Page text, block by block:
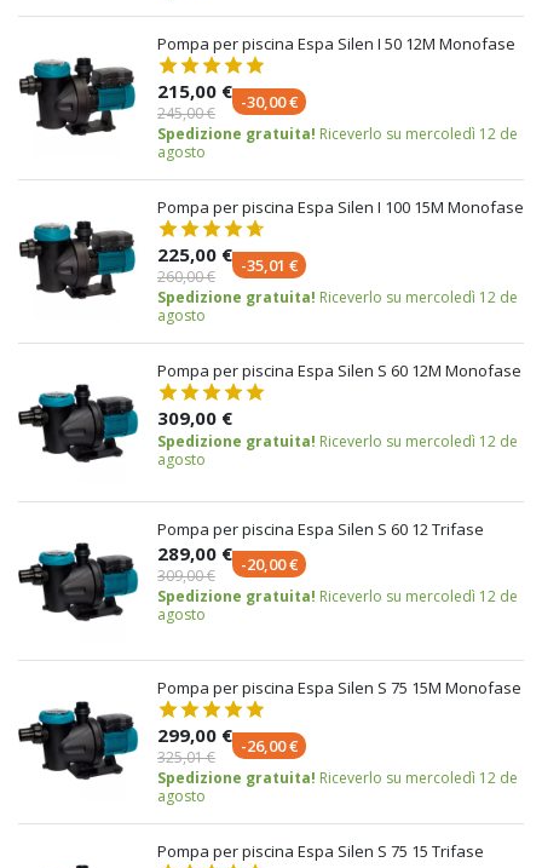
Pompa per piscina Espa Silen I 50 12M Monofase
215,00 €
245,00 €
-30,00 €
Spedizione gratuita! Riceverlo su mercoledì 12 de
agosto
Pompa per piscina Espa Silen I 100 15M Monofase
225,00 €
260,00 €
-35,01 €
Spedizione gratuita! Riceverlo su mercoledì 12 de
agosto
Pompa per piscina Espa Silen S 60 12M Monofase
309,00 €
Spedizione gratuita! Riceverlo su mercoledì 12 de
agosto
Pompa per piscina Espa Silen S 60 12 Trifase
289,00 €
309,00 €
-20,00 €
Spedizione gratuita! Riceverlo su mercoledì 12 de
agosto
Pompa per piscina Espa Silen S 75 15M Monofase
299,00 €
325,01 €
-26,00 €
Spedizione gratuita! Riceverlo su mercoledì 12 de
agosto
Pompa per piscina Espa Silen S 75 15 Trifase